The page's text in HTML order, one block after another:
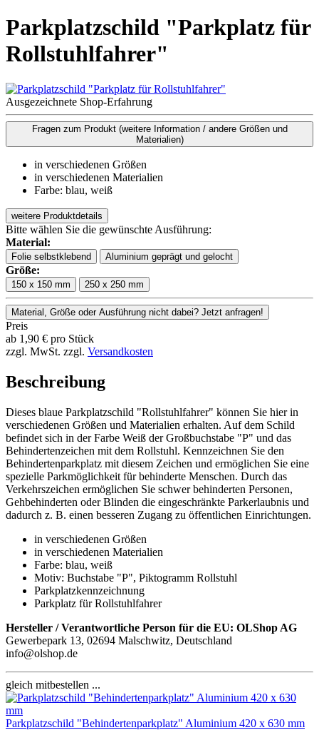
Parkplatzschild "Parkplatz für
Rollstuhlfahrer"
Ausgezeichnete Shop-Erfahrung
Fragen zum Produkt (weitere Information / andere Größen und
Materialien)
in verschiedenen Größen
in verschiedenen Materialien
Farbe: blau, weiß
weitere Produktdetails
Bitte wählen Sie die gewünschte Ausführung:
Material:
Folie selbstklebend Aluminium geprägt und gelocht
Größe:
150 x 150 mm 250 x 250 mm
Material, Größe oder Ausführung nicht dabei? Jetzt anfragen!
Preis
ab 1,90 € pro Stück
zzgl. MwSt. zzgl. Versandkosten
Beschreibung
Dieses blaue Parkplatzschild "Rollstuhlfahrer" können Sie hier in
verschiedenen Größen und Materialien erhalten. Auf dem Schild
befindet sich in der Farbe Weiß der Großbuchstabe "P" und das
Behindertenzeichen mit dem Rollstuhl. Kennzeichnen Sie den
Behindertenparkplatz mit diesem Zeichen und ermöglichen Sie eine
spezielle Parkmöglichkeit für behinderte Menschen. Durch das
Verkehrszeichen ermöglichen Sie schwer behinderten Personen,
Gehbehinderten oder Blinden die eingeschränkte Parkerlaubnis und
dadurch z. B. einen besseren Zugang zu öffentlichen Einrichtungen.
in verschiedenen Größen
in verschiedenen Materialien
Farbe: blau, weiß
Motiv: Buchstabe "P", Piktogramm Rollstuhl
Parkplatzkennzeichnung
Parkplatz für Rollstuhlfahrer
Hersteller / Verantwortliche Person für die EU: OLShop AG
Gewerbepark 13, 02694 Malschwitz, Deutschland
info@olshop.de
gleich mitbestellen ...
Parkplatzschild "Behindertenparkplatz" Aluminium 420 x 630 mm